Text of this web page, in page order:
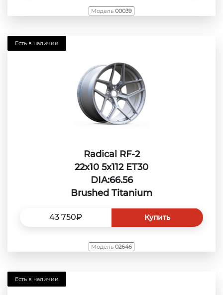
Модель 00039
Radical RF-2
22x10 5x112 ET30
DIA:66.56
Brushed Titanium
43 750₽ Купить
Есть в наличии
Модель 02646
Есть в наличии